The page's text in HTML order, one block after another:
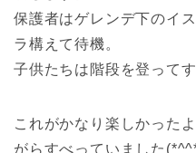
保護者はゲレンデ下のイ
ラ構えて待機。
子供たちは階段を登ってす
これがかなり楽しかった
がらすべっていました